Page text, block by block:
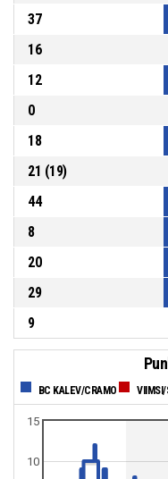
37
16
12
0
18
21 (19)
44
8
20
29
9
BC KALEV/CRAMO
10
15